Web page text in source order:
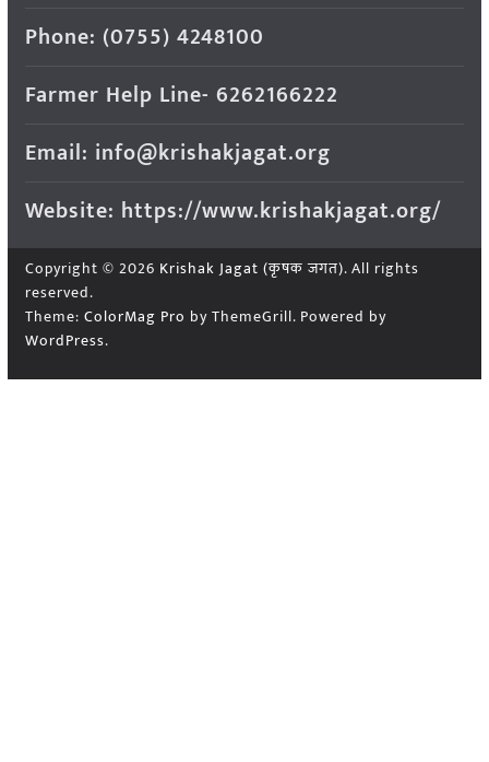
Phone: (0755) 4248100
Farmer Help Line- 6262166222
Email: info@krishakjagat.org
Website: https://www.krishakjagat.org/
Copyright © 2026 Krishak Jagat (कृषक जगत). All rights
reserved.
Theme: ColorMag Pro by ThemeGrill. Powered by
WordPress.